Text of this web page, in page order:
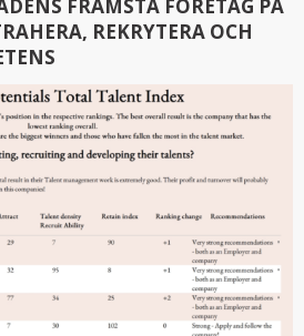
FRÄMSTA FÖRETAG PÅ
REKRYTERA OCH